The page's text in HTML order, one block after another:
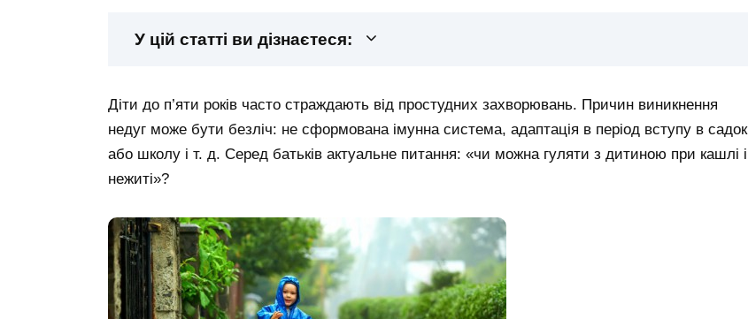
У цій статті ви дізнаєтеся:
Діти до п’яти років часто страждають від простудних захворювань. Причин виникнення
недуг може бути безліч: не сформована імунна система, адаптація в період вступу в садок
або школу і т. д. Серед батьків актуальне питання: «чи можна гуляти з дитиною при кашлі і
нежиті»?